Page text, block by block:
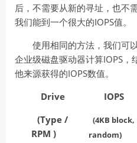
后，不需要从新的寻址，也不
我们能到一个很大的IOPS值。
使用相同的方法，我们可
企业级磁盘驱动器计算IOPS
他来源获得的IOPS数值。
Drive
(Type /
RPM )
IOPS
(4KB block,
random)